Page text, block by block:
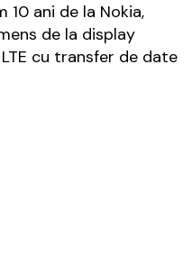
ani de la Nokia,
de la display
cu transfer de date